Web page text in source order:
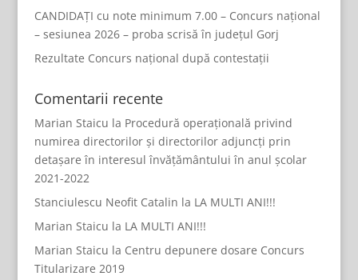
CANDIDAȚI cu note minimum 7.00 – Concurs național
– sesiunea 2026 – proba scrisă în județul Gorj
Rezultate Concurs național după contestații
Comentarii recente
Marian Staicu la Procedură operațională privind
numirea directorilor și directorilor adjuncți prin
detașare în interesul învățământului în anul școlar
2021-2022
Stanciulescu Neofit Catalin la LA MULTI ANI!!!
Marian Staicu la LA MULTI ANI!!!
Marian Staicu la Centru depunere dosare Concurs
Titularizare 2019